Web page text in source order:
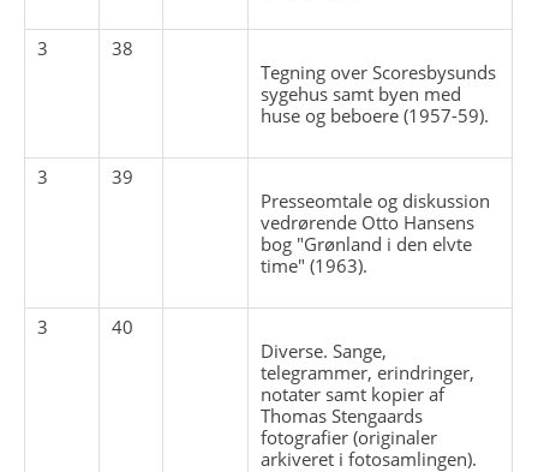
3
38
Tegning over Scoresbysunds
sygehus samt byen med
huse og beboere (1957-59).
3
39
Presseomtale og diskussion
vedrørende Otto Hansens
bog "Grønland i den elvte
time" (1963).
3
40
Diverse. Sange,
telegrammer, erindringer,
notater samt kopier af
Thomas Stengaards
fotografier (originaler
arkiveret i fotosamlingen).